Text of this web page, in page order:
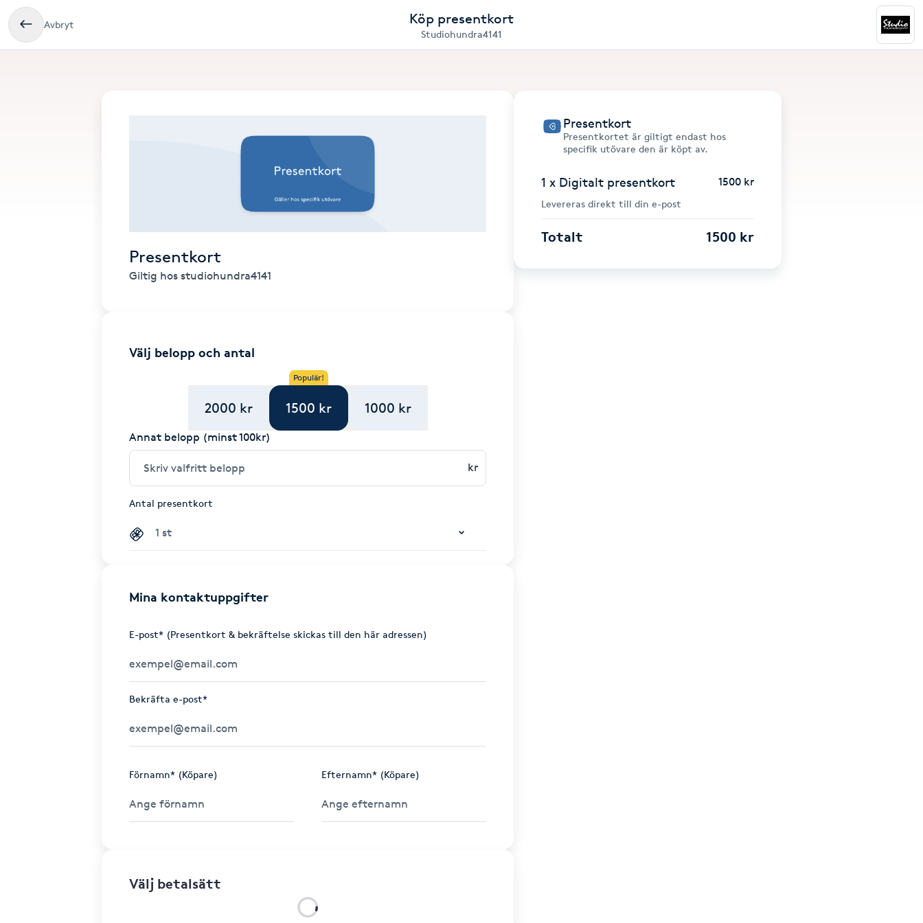
Avbryt Köp presentkort
Studiohundra4141
Presentkort
Giltig hos studiohundra4141
Välj belopp och antal
2000 kr
Populär!
1500 kr 1000 kr
Annat belopp (minst 100kr)
kr
Antal presentkort
Mina kontaktuppgifter
E-post* (Presentkort & bekräftelse skickas till den här adressen)
Bekräfta e-post*
Förnamn* (Köpare) Efternamn* (Köpare)
Välj betalsätt
Presentkort
Presentkortet är giltigt endast hos
specifik utövare den är köpt av.
1 x Digitalt presentkort 1500 kr
Levereras direkt till din e-post
Totalt 1500 kr